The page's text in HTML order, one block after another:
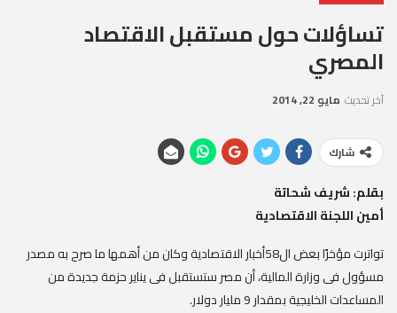
تساؤلات حول مستقبل الاقتصاد
المصري
آخر تحديث مايو 22, 2014
شارك
بقلم: شريف شحاتة
أمين اللجنة الاقتصادية
تواترت مؤخرًا بعض ال58أخبار الاقتصادية وكان من أهمها ما صرح به مصدر
مسؤول فى وزارة المالية، أن مصر ستستقبل فى يناير حزمة جديدة من
المساعدات الخليجية بمقدار 9 مليار دولار.